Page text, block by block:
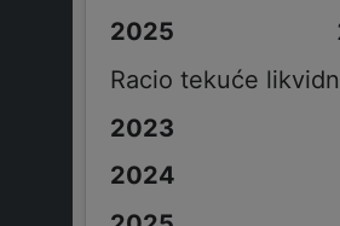
Racio tekuće